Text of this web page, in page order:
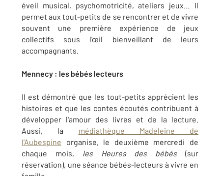
éveil musical, psychomotricité, ateliers jeux… Il
permet aux tout-petits de se rencontrer et de vivre
souvent une première expérience de jeux
collectifs sous l'œil bienveillant de leurs
accompagnants.
Mennecy : les bébés lecteurs
Il est démontré que les tout-petits apprécient les
histoires et que les contes écoutés contribuent à
développer l'amour des livres et de la lecture.
Aussi, la médiathèque Madeleine de
l’Aubespine organise, le deuxième mercredi de
chaque mois, les Heures des bébés(sur
réservation), une séance bébés-lecteurs à vivre en